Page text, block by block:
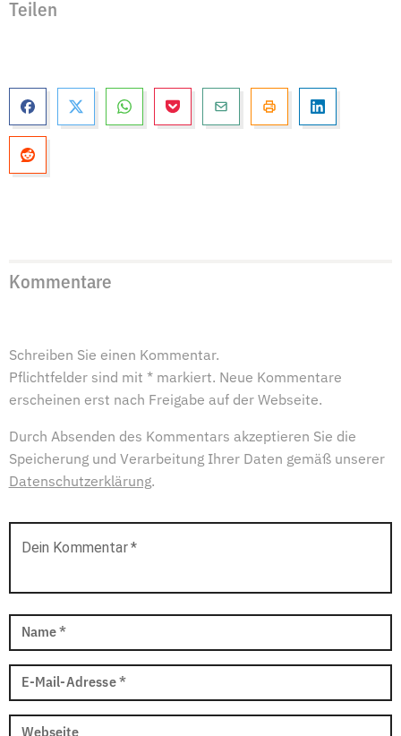
Teilen
Kommentare
Schreiben Sie einen Kommentar.
Pflichtfelder sind mit * markiert. Neue Kommentare
erscheinen erst nach Freigabe auf der Webseite.
Durch Absenden des Kommentars akzeptieren Sie die
Speicherung und Verarbeitung Ihrer Daten gemäß unserer
Datenschutzerklärung.
Dein Kommentar*
Name *
E-Mail-Adresse *
Webseite